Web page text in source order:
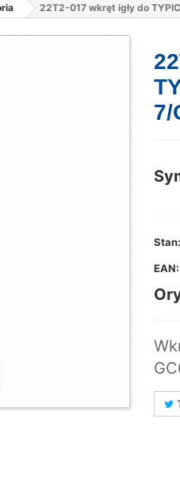
22T2-017 wkręt igły do
7/
Stan:
EAN: